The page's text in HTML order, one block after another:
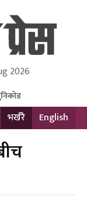
Ltd.
2026
भर्खरै English